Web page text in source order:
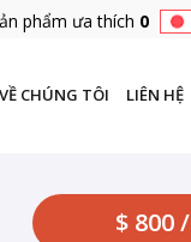
phẩm ưa thích 0
VỀ CHÚNG TÔI LIÊN HỆ
$ 800